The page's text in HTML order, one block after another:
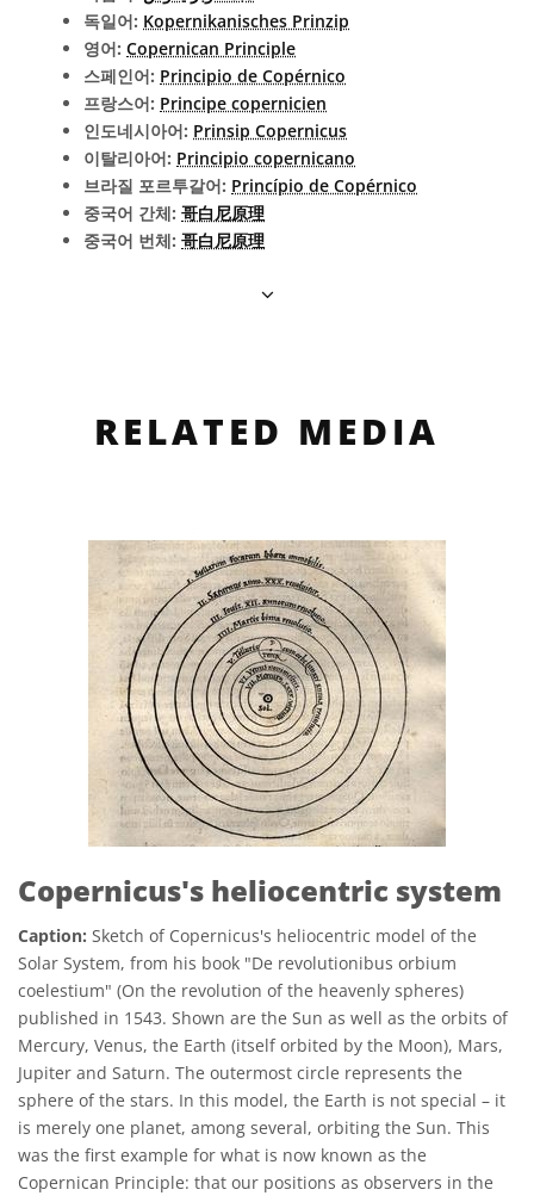
독일어: Kopernikanisches Prinzip
영어: Copernican Principle
스페인어: Principio de Copérnico
프랑스어: Principe copernicien
인도네시아어: Prinsip Copernicus
이탈리아어: Principio copernicano
브라질 포르투갈어: Princípio de Copérnico
중국어 간체: 哥白尼原理
중국어 번체: 哥白尼原理
RELATED MEDIA
Copernicus's heliocentric system
Caption: Sketch of Copernicus's heliocentric model of the
Solar System, from his book "De revolutionibus orbium
coelestium" (On the revolution of the heavenly spheres)
published in 1543. Shown are the Sun as well as the orbits of
Mercury, Venus, the Earth (itself orbited by the Moon), Mars,
Jupiter and Saturn. The outermost circle represents the
sphere of the stars. In this model, the Earth is not special – it
is merely one planet, among several, orbiting the Sun. This
was the first example for what is now known as the
Copernican Principle: that our positions as observers in the